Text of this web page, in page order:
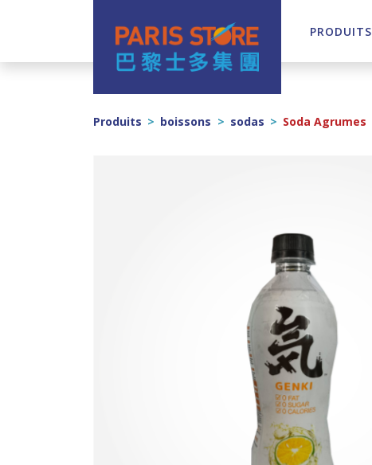
Navigation principale PRODUITS
Produits > boissons > sodas > Soda Agrumes